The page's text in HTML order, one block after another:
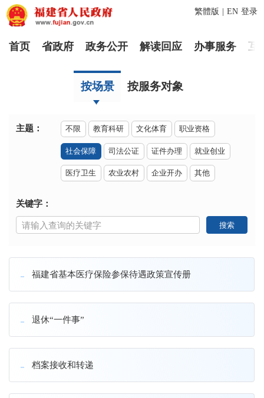
登录
繁體版 EN
首页 省政府 政务公开 解读回应 办事服务 互
按场景 按服务对象
主题： 不限 教育科研 文化体育 职业资格
社会保障 司法公证 证件办理 就业创业
医疗卫生 农业农村 企业开办 其他
关键字：
搜索
福建省基本医疗保险参保待遇政策宣传册
退休“一件事”
档案接收和转递